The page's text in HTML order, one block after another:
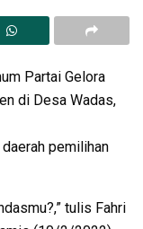
Partai Gelora
di Desa Wadas,
pemilihan
tulis Fahri